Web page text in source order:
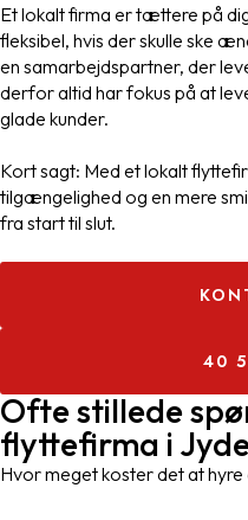
Et lokalt firma er tættere på
fleksibel, hvis der skulle ske
en samarbejdspartner, der
derfor altid har fokus på at
glade kunder.
Kort sagt: Med et lokalt
tilgængelighed og en mere
fra start til slut.
40
Ofte stillede
flyttefirma i
Hvor meget koster det at